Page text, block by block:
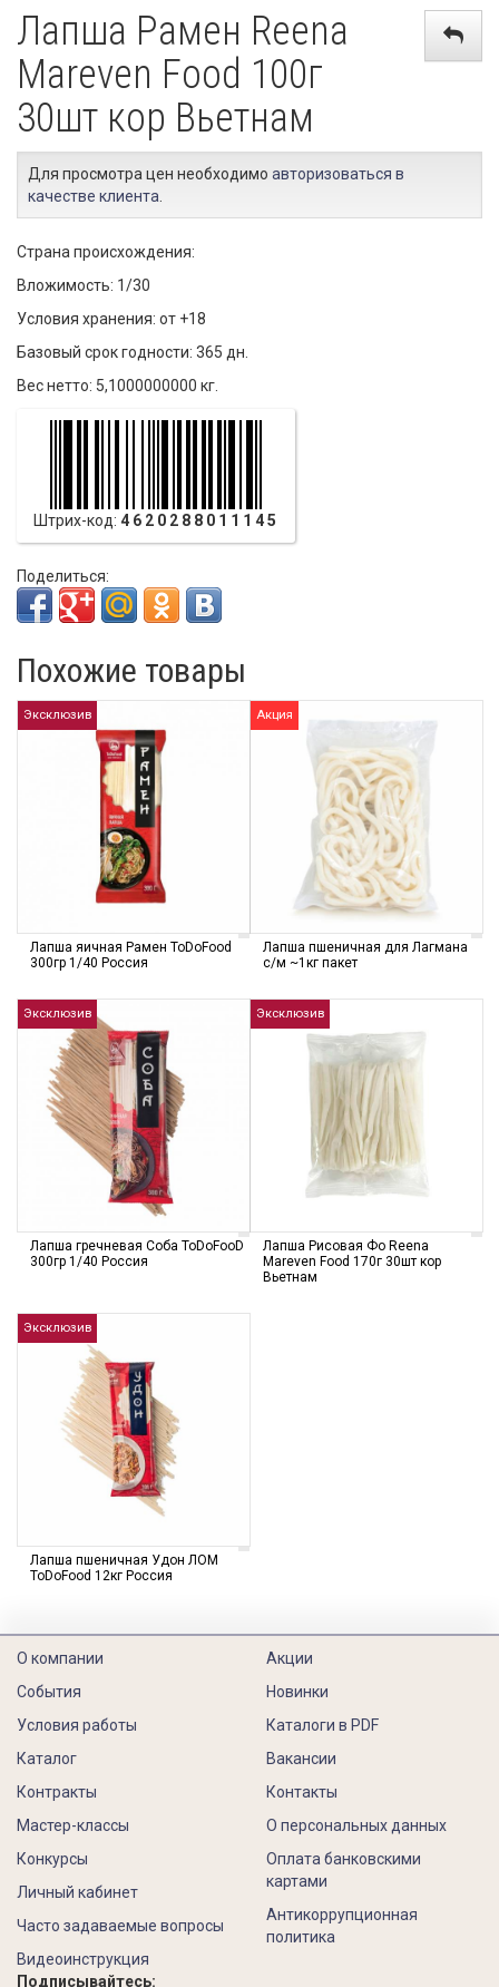
Лапша Рамен Reena
Mareven Food 100г
30шт кор Вьетнам
Для просмотра цен необходимо авторизоваться в
качестве клиента
Страна происхождения:
Вложимость: 1/30
Условия хранения: от +18
Базовый срок годности: 365 дн.
Вес нетто: 5,1000000000 кг.
Штрих-код: 4620288011145
Поделиться:
Похожие товары
Эксклюзив
Лапша яичная Рамен ToDoFood
300гр 1/40 Россия
Акция
Лапша пшеничная для Лагмана
с/м ~1кг пакет
Эксклюзив
Лапша гречневая Соба ToDoFooD
300гр 1/40 Россия
Эксклюзив
Лапша Рисовая Фо Reena
Mareven Food 170г 30шт кор
Вьетнам
Эксклюзив
Лапша пшеничная Удон ЛОМ
ToDoFood 12кг Россия
О компании
События
Условия работы
Каталог
Контракты
Акции
Новинки
Каталоги в PDF
Вакансии
Контакты
Мастер-классы
Конкурсы
Личный кабинет
Часто задаваемые вопросы
Видеоинструкция
О персональных данных
Оплата банковскими
картами
Антикоррупционная
политика
Подписывайтесь: